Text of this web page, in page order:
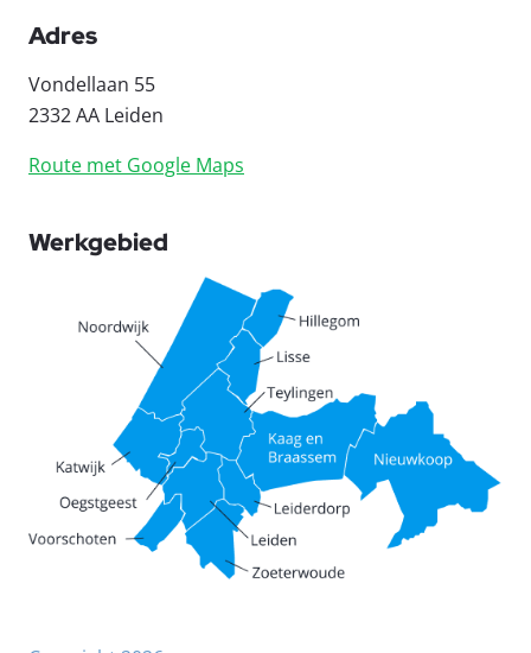
Adres
Vondellaan 55
2332 AA Leiden
Route met Google Maps
Werkgebied